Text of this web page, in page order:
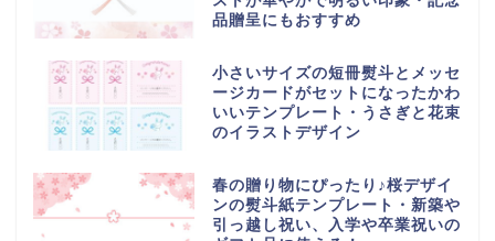
品贈呈にもおすすめ
小さいサイズの短冊熨斗とメッセ
ージカードがセットになったかわ
いいテンプレート・うさぎと花束
のイラストデザイン
春の贈り物にぴったり♪桜デザイ
ンの熨斗紙テンプレート・新築や
引っ越し祝い、入学や卒業祝いの